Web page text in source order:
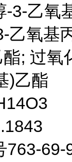
乙氧
乙氧基
; 过氧
)乙酯
763-69-